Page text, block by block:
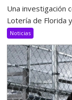
Una investigación
Lotería de Florida
Noticias